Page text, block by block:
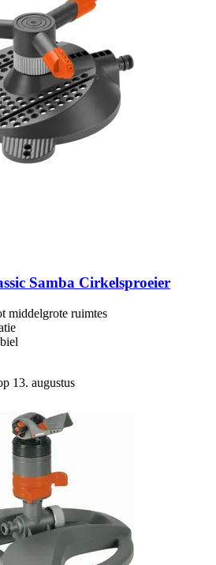
Samba Cirkelsproeier
middelgrote ruimtes
13. augustus